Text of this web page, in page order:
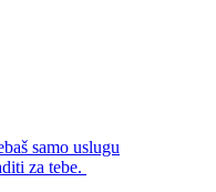
samo uslugu
za tebe.